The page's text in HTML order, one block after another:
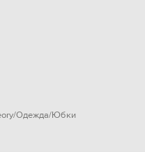
Одежда Юбки